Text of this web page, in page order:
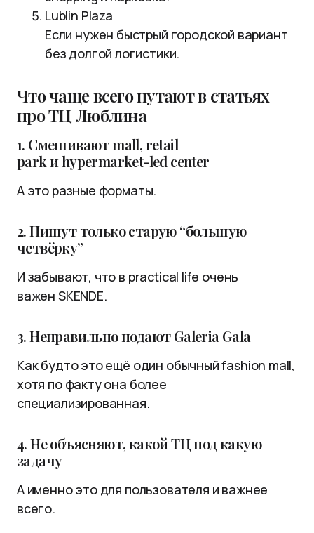
Lublin Plaza
Если нужен быстрый городской вариант
без долгой логистики.
Что чаще всего путают в статьях
про ТЦ Люблина
1. Смешивают mall, retail
park и hypermarket-led center
А это разные форматы.
2. Пишут только старую “большую
четвёрку”
И забывают, что в practical life очень
важен SKENDE.
3. Неправильно подают Galeria Gala
Как будто это ещё один обычный fashion mall,
хотя по факту она более
специализированная.
4. Не объясняют, какой ТЦ под какую
задачу
А именно это для пользователя и важнее
всего.